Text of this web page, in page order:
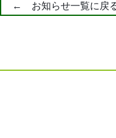
← お知らせ一覧に戻